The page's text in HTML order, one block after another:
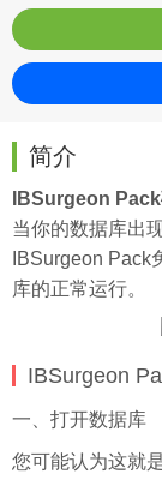
简介
IBSurgeon
当你的数据库出
IBSurgeon
库的正常运行。
IBSurgeon
一、打开数据库
您可能认为这就